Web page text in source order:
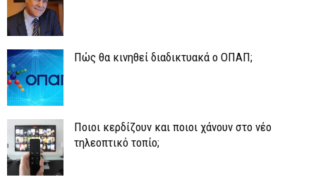
Πώς θα κινηθεί διαδικτυακά ο ΟΠΑΠ;
Ποιοι κερδίζουν και ποιοι χάνουν στο νέο
τηλεοπτικό τοπίο;